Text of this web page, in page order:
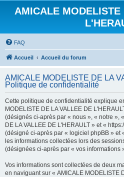
AMICALE
FAQ
Accueil Accueil du forum
AMICALE MODELISTE DE LA
Politique de confidentialité
Cette politique de confidentialité explique
MODELISTE DE LA VALLEE DE
(désignés ci-après par « nous », « notre »,
DE LA VALLEE DE L'HERAULT » et «
(désigné ci-après par « logiciel phpBB » et
les informations collectées lors des
(désignées ci-après par « vos informations
Vos informations sont collectées de deux
en naviguant sur « AMICALE MODELISTE